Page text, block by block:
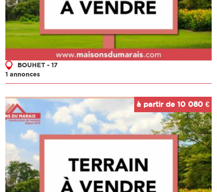
BOUHET - 17
1 annonces
à partir de 10 080 €